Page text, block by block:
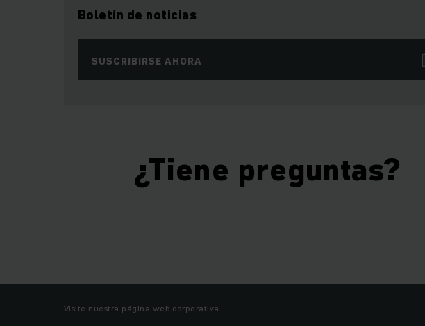
Boletín de noticias
SUSCRIBIRSE AHORA
¿Tiene preguntas?
Visite nuestra página web corporativa